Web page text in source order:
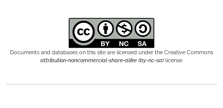
Documents and databases on this site are licensed under the Creative Commons
attribution-noncommercial-share-alike (by-nc-sa) license.